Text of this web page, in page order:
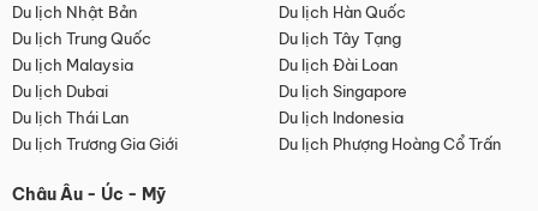
Du lịch Nhật Bản
Du lịch Hàn Quốc
Du lịch Trung Quốc
Du lịch Tây Tạng
Du lịch Malaysia
Du lịch Đài Loan
Du lịch Dubai
Du lịch Singapore
Du lịch Thái Lan
Du lịch Indonesia
Du lịch Trương Gia Giới
Du lịch Phượng Hoàng Cổ Trấn
Châu Âu - Úc - Mỹ